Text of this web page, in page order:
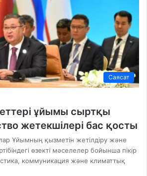
Саясат
ұйымы сыртқы
жетекшілері бас қосты
Ұйымның қызметін жетілдіру және
өзекті мәселелер бойынша пікір
коммуникация және климаттық